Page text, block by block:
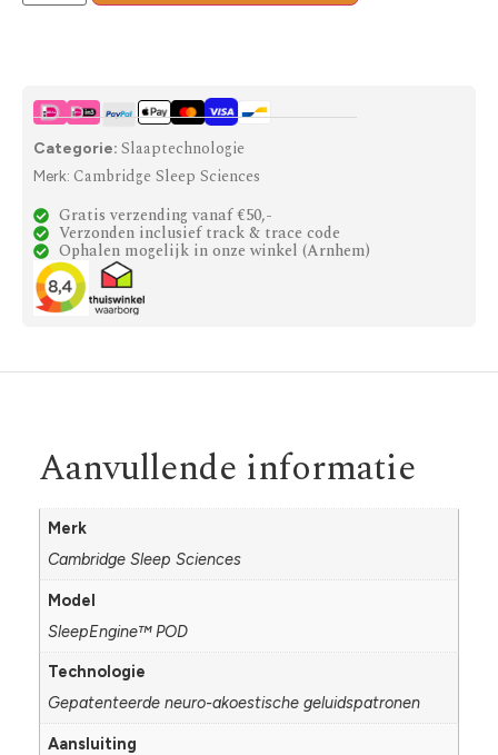
Categorie: Slaaptechnologie
Merk: Cambridge Sleep Sciences
Gratis verzending vanaf €50,-
Verzonden inclusief track & trace code
Ophalen mogelijk in onze winkel (Arnhem)
Aanvullende informatie
Merk
Cambridge Sleep Sciences
Model
SleepEngine™ POD
Technologie
Gepatenteerde neuro-akoestische geluidspatronen
Aansluiting